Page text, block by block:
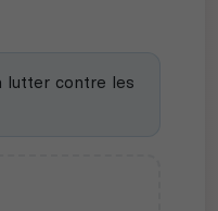
lutter contre les